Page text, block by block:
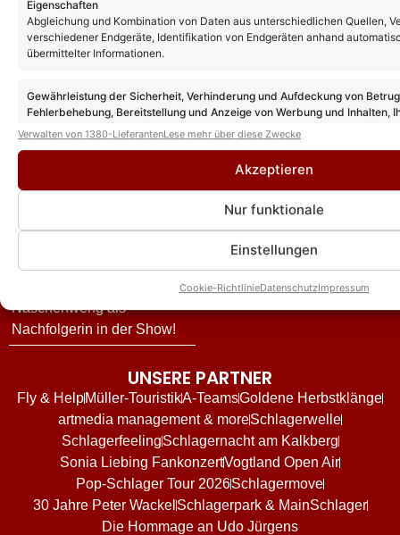
Eigenschaften
Abgleichung und Kombination von Daten aus unterschiedlichen Quellen,
verschiedener Endgeräte, Identifikation von Endgeräten anhand
übermittelter Informationen.
Gewährleistung der Sicherheit, Verhinderung und Aufdeckung von
Fehlerbehebung, Bereitstellung und Anzeige von Werbung und Inhalten,
Entscheidungen zum Datenschutz speichern und übermitteln.
Verwalten von 1380-LieferantenLese mehr über diese Zwecke
Akzeptieren
Nur funktionale
Einstellungen
Cookie-RichtlinieDatenschutzImpressum
Calimeros äußern sich
exklusiv zu Andy Rynerts
Ausstieg: Die Hintergründe
Schlagerband weitergeht!
Andy Borg über neue
„Sommer-Spaß“-Ausgabe:
Kompliment
Sender äußert sich –
bestätigt aber nicht Melissa
Naschenweng als
Nachfolgerin in der Show!
Vorschau und alle Gäste
liefert damit den Song zum
Film „Das gewisse Etwas“!
UNSERE PARTNER
Fly & HelpMüller-TouristikA-TeamsGoldene Herbstklänge
artmedia management & moreSchlagerwelle
SchlagerfeelingSchlagernacht am Kalkberg
Sonia Liebing FankonzertVogtland Open Air
Pop-Schlager Tour 2026Schlagermove
30 Jahre Peter Wackel Schlagerpark & MainSchlager
Die Hommage an Udo Jürgens